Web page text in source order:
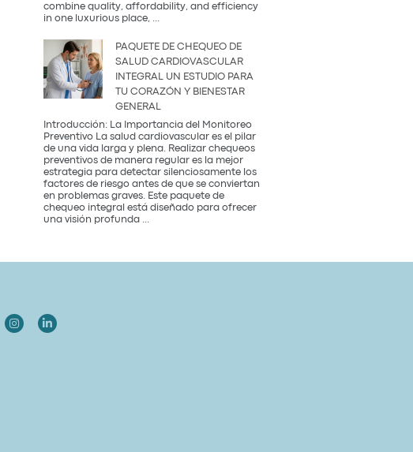
combine quality, affordability, and efficiency
in one luxurious place,
Care
Mexico
City:
PAQUETE DE CHEQUEO DE
SALUD CARDIOVASCULAR
INTEGRAL UN ESTUDIO PARA
TU CORAZÓN Y BIENESTAR
GENERAL
Introducción: La Importancia del Monitoreo
Preventivo La salud cardiovascular es el pilar
de una vida larga y plena. Realizar chequeos
preventivos de manera regular es la mejor
estrategia para detectar silenciosamente los
factores de riesgo antes de que se conviertan
en problemas graves. Este paquete de
chequeo integral está diseñado para ofrecer
una visión profunda ...